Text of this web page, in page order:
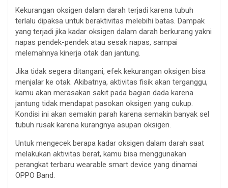
Kekurangan oksigen dalam darah terjadi karena tubuh
terlalu dipaksa untuk beraktivitas melebihi batas. Dampak
yang terjadi jika kadar oksigen dalam darah berkurang yakni
napas pendek-pendek atau sesak napas, sampai
melemahnya kinerja otak dan jantung.
Jika tidak segera ditangani, efek kekurangan oksigen bisa
menjalar ke otak. Akibatnya, aktivitas fisik akan terganggu,
kamu akan merasakan sakit pada bagian dada karena
jantung tidak mendapat pasokan oksigen yang cukup.
Kondisi ini akan semakin parah karena semakin banyak sel
tubuh rusak karena kurangnya asupan oksigen.
Untuk mengecek berapa kadar oksigen dalam darah saat
melakukan aktivitas berat, kamu bisa menggunakan
perangkat terbaru wearable smart device yang dinamai
OPPO Band.